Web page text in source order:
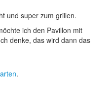
und super zum grillen.
ich den Pavillon mit
denke, das wird dann das
.